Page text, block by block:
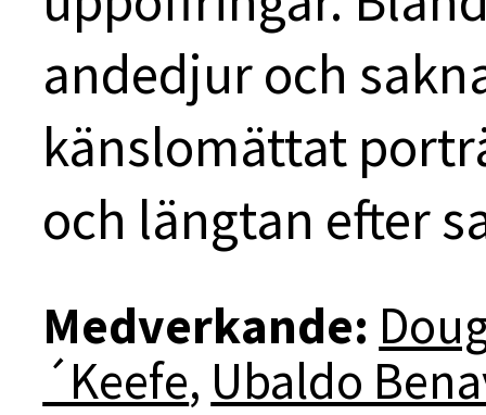
andedjur och
känslomättat
och längtan efter
Medverkande:
´Keefe, Ubaldo